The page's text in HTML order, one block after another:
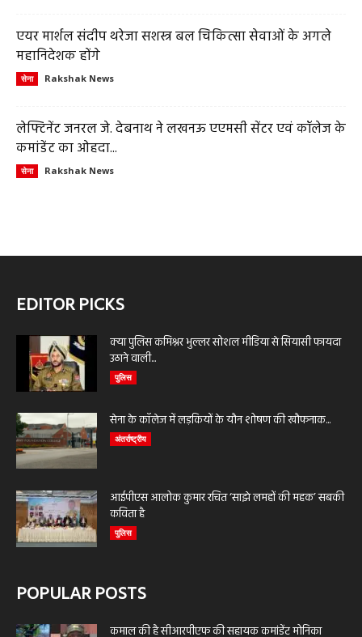
एयर मार्शल संदीप थरेजा सशस्त्र बल चिकित्सा सेवाओं के अगले
महानिदेशक होंगे
सेना Rakshak News
लेफ्टिनेंट जनरल जे. देबनाथ ने लखनऊ एएमसी सेंटर एवं कॉलेज के
कमांडेंट का ओहदा...
सेना Rakshak News
EDITOR PICKS
क्या पुलिस कमिश्नर भुल्लर सोशल मीडिया से सियासी फायदा
उठाने वाली...
पुलिस
सेना के कॉलेज में लड़कियों के यौन शोषण की खौफनाक...
अंतर्राष्ट्रीय
आईपीएस आलोक कुमार रचित ‘साझे लमहों की महक’ सबकी
कविता है
पुलिस
POPULAR POSTS
कमाल की है सीआरपीएफ की सहायक कमांडेंट मोनिका